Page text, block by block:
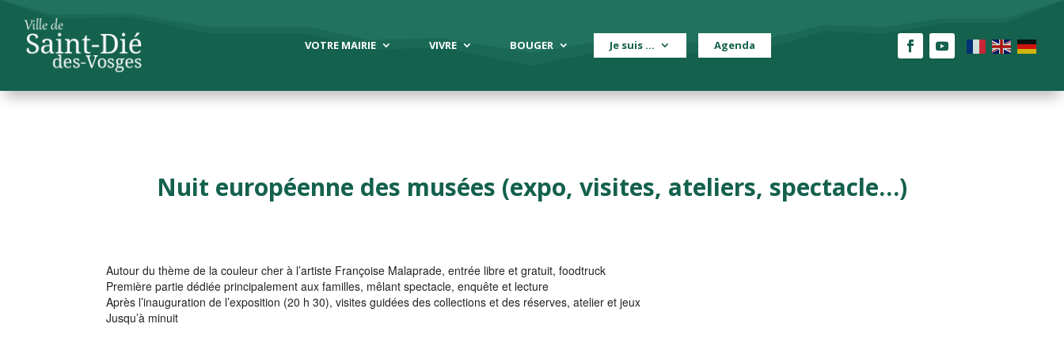
VOTRE MAIRIE VIVRE BOUGER Je suis … Agenda
Nuit européenne des musées (expo, visites, ateliers, spectacle…)
Autour du thème de la couleur cher à l’artiste Françoise Malaprade, entrée libre et gratuit, foodtruck
Première partie dédiée principalement aux familles, mêlant spectacle, enquête et lecture
Après l’inauguration de l’exposition (20 h 30), visites guidées des collections et des réserves, atelier et jeux
Jusqu’à minuit